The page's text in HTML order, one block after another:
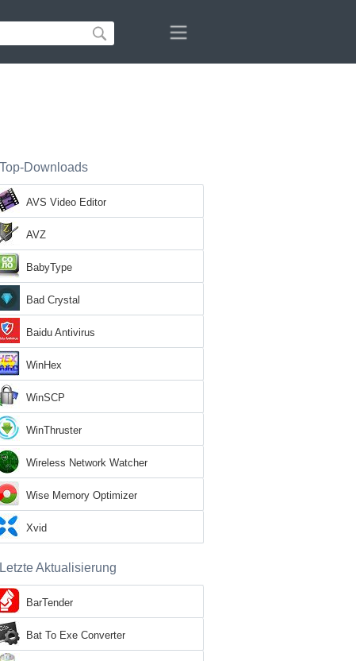
Top-Downloads
AVS Video Editor
AVZ
BabyType
Bad Crystal
Baidu Antivirus
WinHex
WinSCP
WinThruster
Wireless Network Watcher
Wise Memory Optimizer
Xvid
Letzte Aktualisierung
BarTender
Bat To Exe Converter